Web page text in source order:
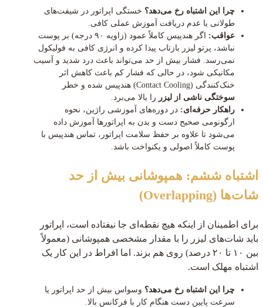
چرا این اشتباه رخ می‌دهد؟ خستگی اپراتور در شیفت‌های
طولانی یا عدم دریافت آموزش عملی کافی.
عواقب:
اگر هندپیس کاملاً عمود (زاویه ۹۰ درجه) بر پوست
نباشد، پرتو لیزر بازتاب پیدا کرده و انرژی کافی به فولیکول
نمی‌رسد. فشار بیش از حد می‌تواند باعث درد شدید و آسیب
مکانیکی شود، در حالی که فشار کم باعث کاهش اثر
خنک‌کنندگی (Contact Cooling) هندپیس شده و خطر
سوختگی ناشی از لیزر را بالا می‌برد.
راهکار حرفه‌ای: در دوره‌های آموزشی راژین، نحوه
ارگونومی صحیح دست و بدن به اپراتورها آموزش داده
می‌شود تا علاوه بر حفظ سلامت اپراتور، تماس هندپیس با
پوست کاملاً اصولی و یکنواخت باشد.
اشتباه ششم: همپوشانی بیش از حد
شات‌ها (Overlapping)
برای اطمینان از اینکه هیچ نقطه‌ای جا نیفتاده است، اپراتور
باید شات‌های لیزر را با مقدار مشخصی همپوشانی (معمولاً
بین ۱۰ تا ۲۰ درصد) روی هم بزند. اما افراط در این کار یک
اشتباه مهلک است.
چرا این اشتباه رخ می‌دهد؟ وسواس بیش از حد اپراتور یا
سرعت پایین دست هنگام کار با فرکانس بالا.